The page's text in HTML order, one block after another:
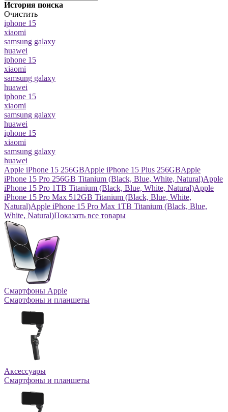
История поиска
Очистить
iphone 15
xiaomi
samsung galaxy
huawei
iphone 15
xiaomi
samsung galaxy
huawei
iphone 15
xiaomi
samsung galaxy
huawei
iphone 15
xiaomi
samsung galaxy
huawei
Apple iPhone 15 256GBApple iPhone 15 Plus 256GBApple
iPhone 15 Pro 256GB Titanium (Black, Blue, White, Natural)Apple
iPhone 15 Pro 1TB Titanium (Black, Blue, White, Natural)Apple
iPhone 15 Pro Max 512GB Titanium (Black, Blue, White,
Natural)Apple iPhone 15 Pro Max 1TB Titanium (Black, Blue,
White, Natural)Показать все товары
Смартфоны Apple
Смартфоны и планшеты
Аксессуары
Смартфоны и планшеты